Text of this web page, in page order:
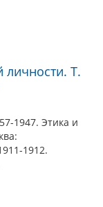
личности. Т.
1947. Этика и
1912.